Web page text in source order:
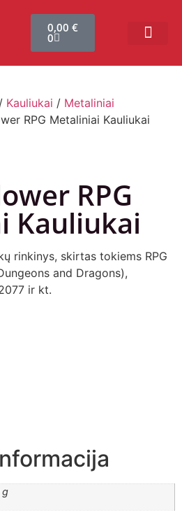
0,00€
0
/ Kauliukai / Metaliniai
RPG Metaliniai Kauliukai
RPG
Kauliukai
rinkinys, skirtas tokiems RPG
and Dragons),
ir kt.
g